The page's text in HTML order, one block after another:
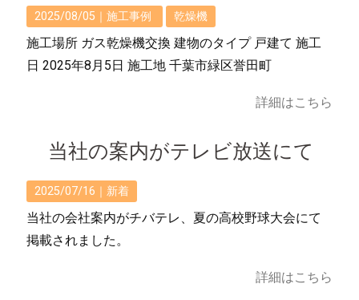
2025/08/05｜施工事例 乾燥機
施工場所 ガス乾燥機交換 建物のタイプ 戸建て 施工
日 2025年8月5日 施工地 千葉市緑区誉田町
詳細はこちら
当社の案内がテレビ放送にて
2025/07/16｜ 新着
当社の会社案内がチバテレ、夏の高校野球大会にて
掲載されました。
詳細はこちら